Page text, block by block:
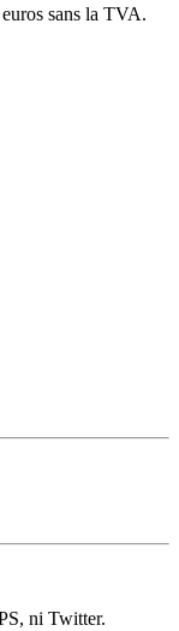
sans la TVA.
ni Twitter.